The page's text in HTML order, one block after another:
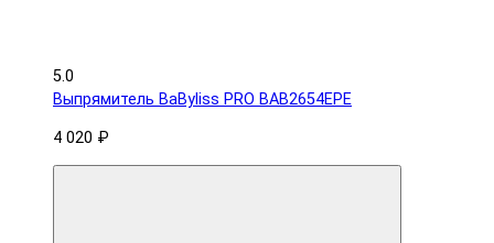
5.0
Выпрямитель BaByliss PRO BAB2654EPE
4 020 ₽